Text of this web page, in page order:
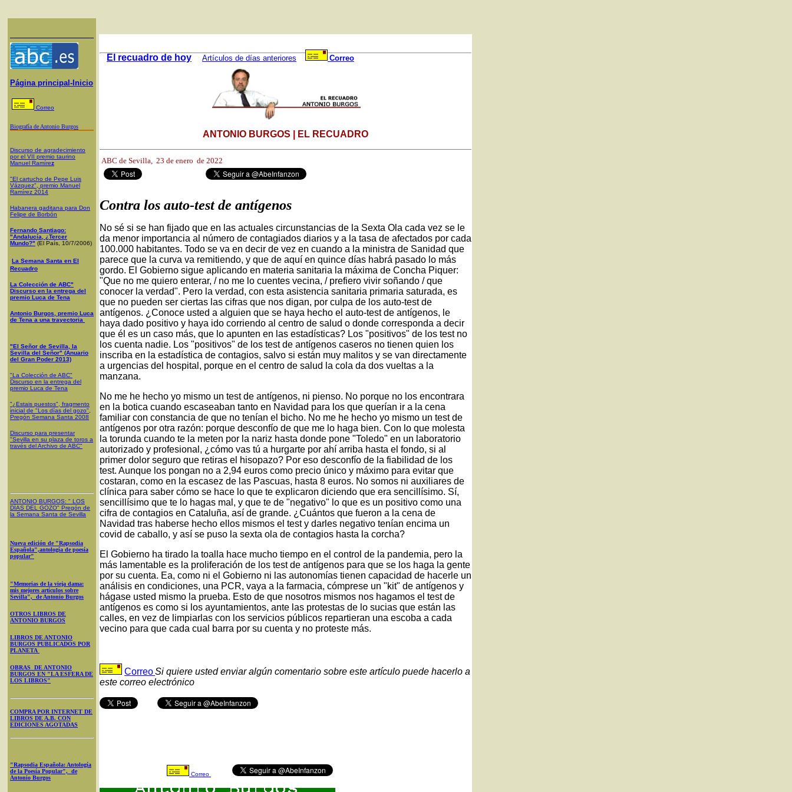
Página principal-Inicio
Correo
Biografía de Antonio Burgos
Discurso de agradecimiento
por el VII premio taurino
Manuel Ramírez
"El cartucho de Pepe Luis
Vázquez", premio Manuel
Ramírez 2014
Habanera gaditana para Don
Felipe de Borbón
Fernando Santiago:
"Andalucía, ¿Tercer
Mundo?" (El País, 10/7/2006)
La Semana Santa en El
Recuadro
La Colección de ABC"
Discurso en la entrega del
premio Luca de Tena
Antonio Burgos, premio Luca
de Tena a una trayectoria
"El Señor de Sevilla, la
Sevilla del Señor" (Anuario
del Gran Poder 2013)
"La Colección de ABC"
Discurso en la entrega del
premio Luca de Tena
"¿Estais puestos", fragmento
inicial de "Los días del gozo",
Pregón Semana Santa 2008
Discurso para presentar
"Sevilla en su plaza de toros a
través del Archivo de ABC"
ANTONIO BURGOS: " LOS
DÍAS DEL GOZO" Pregón de
la Semana Santa de Sevilla
Nueva edición de "Rapsodia
Española",antología de poesía
popular"
"Memorias de la vieja dama:
mis mejores artículos sobre
Sevilla", de Antonio Burgos
OTROS LIBROS DE
ANTONIO BURGOS
LIBROS DE ANTONIO
BURGOS PUBLICADOS POR
PLANETA
OBRAS DE ANTONIO
BURGOS EN "LA ESFERA DE
LOS LIBROS"
COMPRA POR INTERNET DE
LIBROS DE A.B. CON
EDICIONES AGOTADAS
"Rapsodia Española: Antología
de la Poesía Popular", de
Antonio Burgos
El recuadro de hoy Artículos de días anteriores Correo
ANTONIO BURGOS | EL RECUADRO
ABC de Sevilla, 23 de enero de 2022
Contra los auto-test de antígenos
No sé si se han fijado que en las actuales circunstancias de la Sexta Ola cada vez se le
da menor importancia al número de contagiados diarios y a la tasa de afectados por cada
100.000 habitantes. Todo se va en decir de vez en cuando a la ministra de Sanidad que
parece que la curva va remitiendo, y que de aquí en quince días habrá pasado lo más
gordo. El Gobierno sigue aplicando en materia sanitaria la máxima de Concha Piquer:
"Que no me quiero enterar, / no me lo cuentes vecina, / prefiero vivir soñando / que
conocer la verdad". Pero la verdad, con esta asistencia sanitaria primaria saturada, es
que no pueden ser ciertas las cifras que nos digan, por culpa de los auto-test de
antígenos. ¿Conoce usted a alguien que se haya hecho el auto-test de antígenos, le
haya dado positivo y haya ido corriendo al centro de salud o donde corresponda a decir
que él es un caso más, que lo apunten en las estadísticas? Los "positivos" de los test no
los cuenta nadie. Los "positivos" de los test de antígenos caseros no tienen quien los
inscriba en la estadística de contagios, salvo si están muy malitos y se van directamente
a urgencias del hospital, porque en el centro de salud la cola da dos vueltas a la
manzana.
No me he hecho yo mismo un test de antígenos, ni pienso. No porque no los encontrara
en la botica cuando escaseaban tanto en Navidad para los que querían ir a la cena
familiar con constancia de que no tenían el bicho. No me he hecho yo mismo un test de
antígenos por otra razón: porque desconfío de que me lo haga bien. Con lo que molesta
la torunda cuando te la meten por la nariz hasta donde pone "Toledo" en un laboratorio
autorizado y profesional, ¿cómo vas tú a hurgarte por ahí arriba hasta el fondo, si al
primer dolor seguro que retiras el hisopazo? Por eso desconfío de la fiabilidad de los
test. Aunque los pongan no a 2,94 euros como precio único y máximo para evitar que
costaran, como en la escasez de las Pascuas, hasta 8 euros. No somos ni auxiliares de
clínica para saber cómo se hace lo que te explicaron diciendo que era sencillísimo. Sí,
sencillísimo que te lo hagas mal, y que te de "negativo" lo que es un positivo como una
cifra de contagios en Cataluña, así de grande. ¿Cuántos que fueron a la cena de
Navidad tras haberse hecho ellos mismos el test y darles negativo tenían encima un
covid de caballo, y así se puso la sexta ola de contagios hasta la corcha?
El Gobierno ha tirado la toalla hace mucho tiempo en el control de la pandemia, pero la
más lamentable es la proliferación de los test de antígenos para que se los haga la gente
por su cuenta. Ea, como ni el Gobierno ni las autonomías tienen capacidad de hacerle un
análisis en condiciones, una PCR, vaya a la farmacia, cómprese un "kit" de antígenos y
hágase usted mismo la prueba. Esto de que nosotros mismos nos hagamos el test de
antígenos es como si los ayuntamientos, ante las protestas de lo sucias que están las
calles, en vez de limpiarlas con los servicios públicos repartieran una escoba a cada
vecino para que cada cual barra por su cuenta y no proteste más.
CorreoSi quiere usted enviar algún comentario sobre este artículo puede hacerlo a
este correo electrónico
Correo